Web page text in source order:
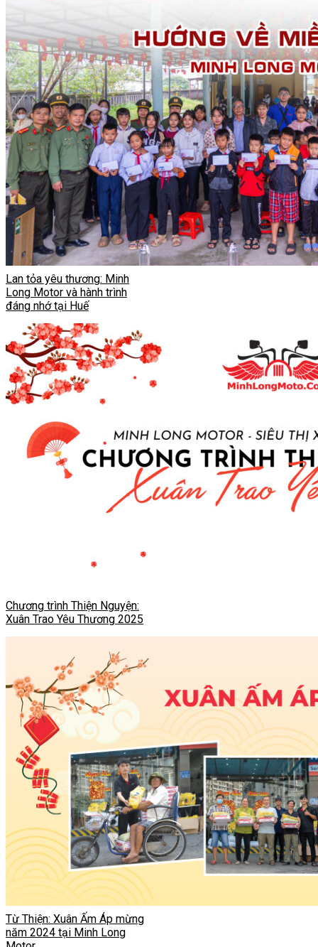
Lan tỏa yêu thương: Minh
Long Motor và hành trình
đáng nhớ tại Huế
Chương trình Thiện Nguyện:
Xuân Trao Yêu Thương 2025
Từ Thiện: Xuân Ấm Áp mừng
năm 2024 tại Minh Long